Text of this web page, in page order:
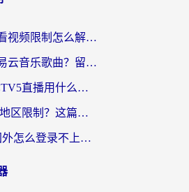
手机海外地区看视频限制怎么解决？留学生亲测有效的回国加速器指南
国外如何听网易云音乐歌曲？留学生亲测有效的回国加速方案
海外如何看CCTV5直播用什么平台？2026最新指南：看欧洲杯、中超、奥运不再卡
海外看CCTV5地区限制？这篇指南帮你流畅看欧洲杯、NBA还听中文解说
交管12123在国外怎么登录不上？海外华人必看的回国加速器选择指南